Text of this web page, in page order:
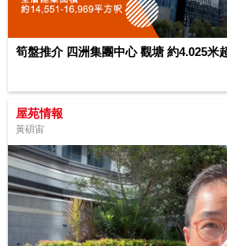
筍盤推介 四洲集團中心 觀塘 約4.025米
屋苑情報
黃碩宙